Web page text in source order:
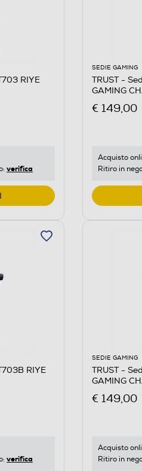
RIYE
verifica
SEDIE GAMING
TRUST -
GAMING
€ 149,00
Acquisto
Ritiro in
RIYE
verifica
SEDIE GAMING
TRUST -
GAMING
€ 149,00
Acquisto
Ritiro in